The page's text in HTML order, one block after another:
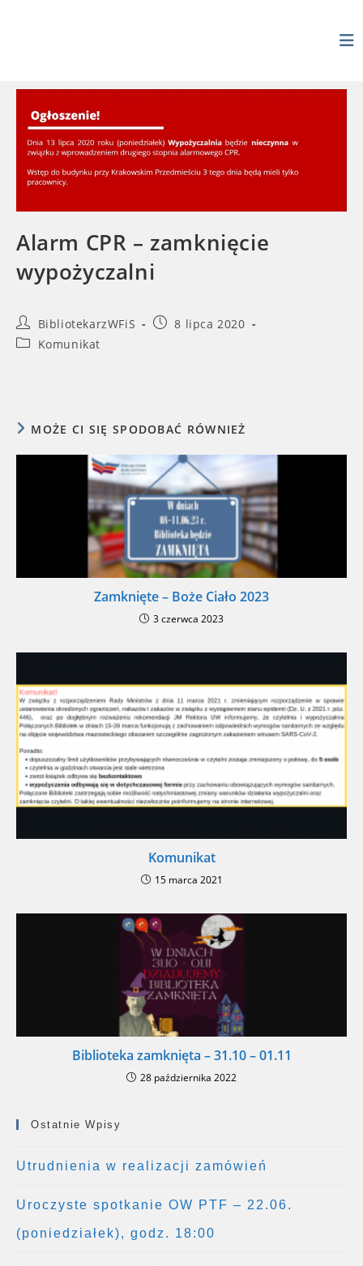
Alarm CPR – zamknięcie
wypożyczalni
Post
author:
BibliotekarzWFiS
Post8 lipca 2020
PostKomunikat
MOŻE CI SIĘ SPODOBAĆ RÓWNIEŻ
Zamknięte – Boże Ciało 2023
3 czerwca 2023
Komunikat
15 marca 2021
Biblioteka zamknięta – 31.10 – 01.11
28 października 2022
Ostatnie Wpisy
Utrudnienia w realizacji zamówień
Uroczyste spotkanie OW PTF – 22.06.
(poniedziałek), godz. 18:00